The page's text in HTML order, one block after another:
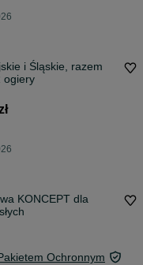
i Śląskie, razem
ogiery
KONCEPT dla
Ochronnym